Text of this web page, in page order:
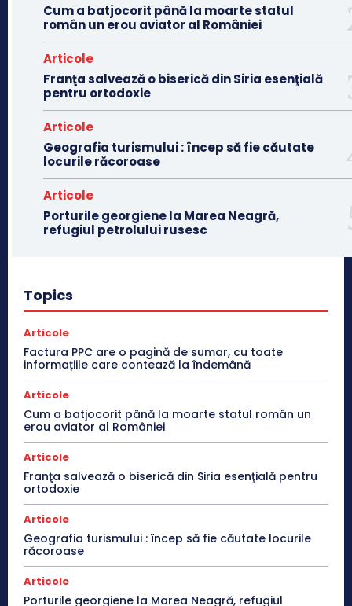
Cum a batjocorit până la moarte statul
român un erou aviator al României
Articole
Franţa salvează o biserică din Siria esenţială
pentru ortodoxie
Articole
Geografia turismului : încep să fie căutate
locurile răcoroase
Articole
Porturile georgiene la Marea Neagră,
refugiul petrolului rusesc
Topics
Articole
Factura PPC are o pagină de sumar, cu toate
informațiile care contează la îndemână
Articole
Cum a batjocorit până la moarte statul român un
erou aviator al României
Articole
Franţa salvează o biserică din Siria esenţială pentru
ortodoxie
Articole
Geografia turismului : încep să fie căutate locurile
răcoroase
Articole
Porturile georgiene la Marea Neagră, refugiul